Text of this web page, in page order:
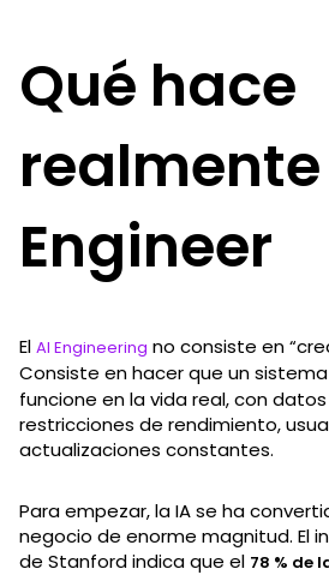
Qué hace
realmente
Engineer
El AI Engineering no consiste en
Consiste en hacer que un
funcione en la vida real, con
restricciones de rendimiento,
actualizaciones constantes.
Para empezar, la IA se ha
negocio de enorme magnitud. El
de Stanford indica que el 78 % de